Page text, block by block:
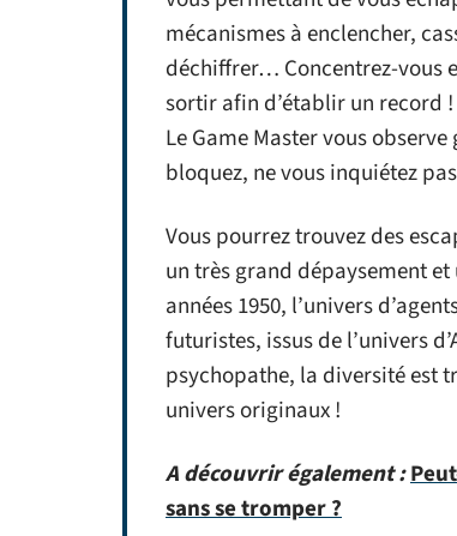
mécanismes à enclencher,
déchiffrer… Concentrez-vous
sortir afin d’établir un record !
Le Game Master vous
bloquez, ne vous inquiétez
Vous pourrez trouvez des
un très grand dépaysement
années 1950, l’univers
futuristes, issus de l’univers
psychopathe, la diversité est
univers originaux !
A découvrir également :
sans se tromper ?